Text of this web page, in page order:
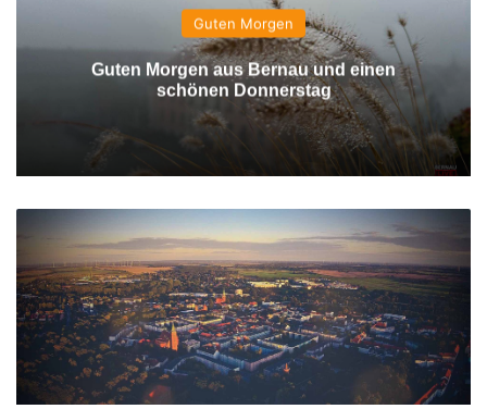
Guten Morgen
Guten Morgen aus Bernau und einen
schönen Donnerstag